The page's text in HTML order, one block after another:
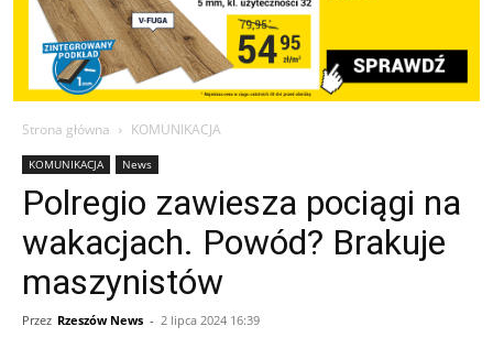
Strona główna KOMUNIKACJA
KOMUNIKACJA News
Polregio zawiesza pociągi na
wakacjach. Powód? Brakuje
maszynistów
Przez Rzeszów News - 2 lipca 2024 16:39